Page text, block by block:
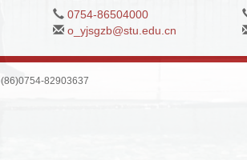
0754-86504000
o_yjsgzb@stu.edu.cn
82903637